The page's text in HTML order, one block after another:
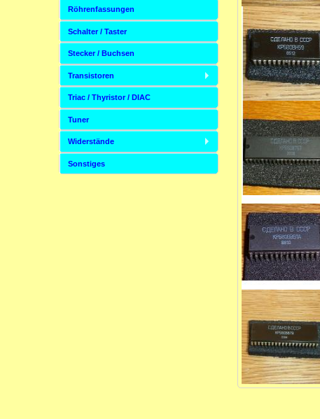
Röhrenfassungen
Schalter / Taster
Stecker / Buchsen
Transistoren
Triac / Thyristor / DIAC
Tuner
Widerstände
Sonstiges